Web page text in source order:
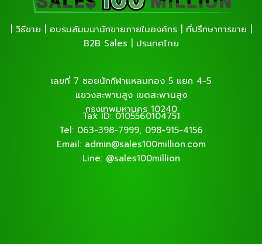
| วิธีขาย | อบรมสัมมนานักขายภายในองค์กร | ที่ปรึกษาการขาย |
B2B Sales | ประเทศไทย
เลขที่ 7 ซอยนักกีฬาแหลมทอง 5 แยก 4-5
แขวงสะพานสูง เขตสะพานสูง
กรุงเทพมหานคร 10240
Tax ID: 0105560104751
Tel: 063-398-7999, 098-915-4156
Email: admin@sales100million.com
Line: @sales100million